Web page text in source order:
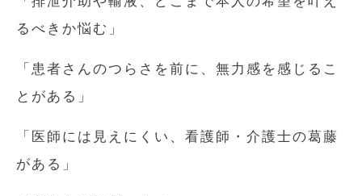
るべきか悩む」
「患者さんのつらさを前に、無力感を感じるこ
とがある」
「医師には見えにくい、看護師・介護士の葛藤
がある」